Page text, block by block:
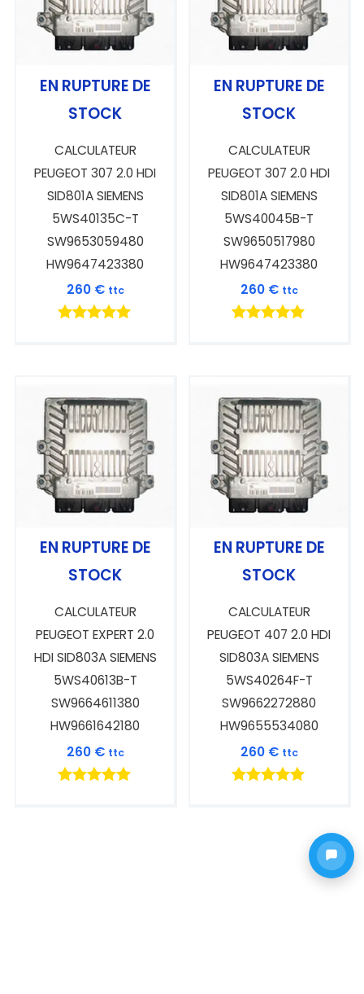
EN RUPTURE DE
STOCK
CALCULATEUR
PEUGEOT 307 2.0 HDI
SID801A SIEMENS
5WS40135C-T
SW9653059480
HW9647423380
260 € ttc
EN RUPTURE DE
STOCK
CALCULATEUR
PEUGEOT 307 2.0 HDI
SID801A SIEMENS
5WS40045B-T
SW9650517980
HW9647423380
260 € ttc
EN RUPTURE DE
STOCK
CALCULATEUR
PEUGEOT EXPERT 2.0
HDI SID803A SIEMENS
5WS40613B-T
SW9664611380
HW9661642180
260 € ttc
EN RUPTURE DE
STOCK
CALCULATEUR
PEUGEOT 407 2.0 HDI
SID803A SIEMENS
5WS40264F-T
SW9662272880
HW9655534080
260 € ttc